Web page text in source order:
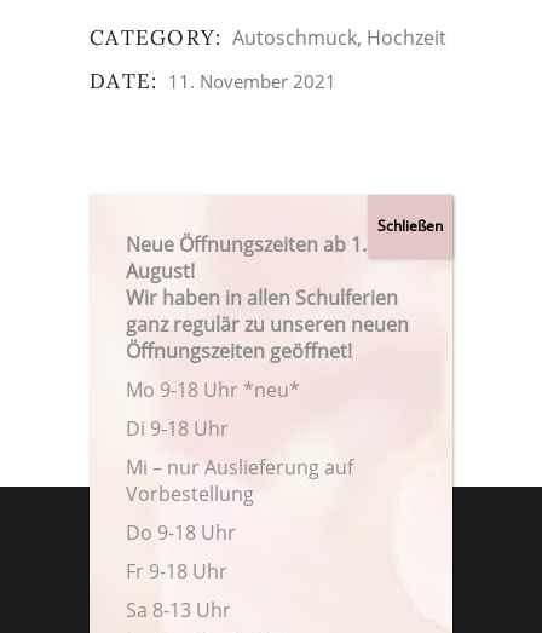
CATEGORY: Autoschmuck Hochzeit
DATE: 11. November 2021
Neue Öffnungszeiten ab 1.
August!
Wir haben in allen Schulferien
ganz regulär zu unseren neuen
Öffnungszeiten geöffnet!
Mo 9-18 Uhr *neu*
Di 9-18 Uhr
Mi – nur Auslieferung auf
Vorbestellung
Do 9-18 Uhr
Fr 9-18 Uhr
Sa 8-13 Uhr